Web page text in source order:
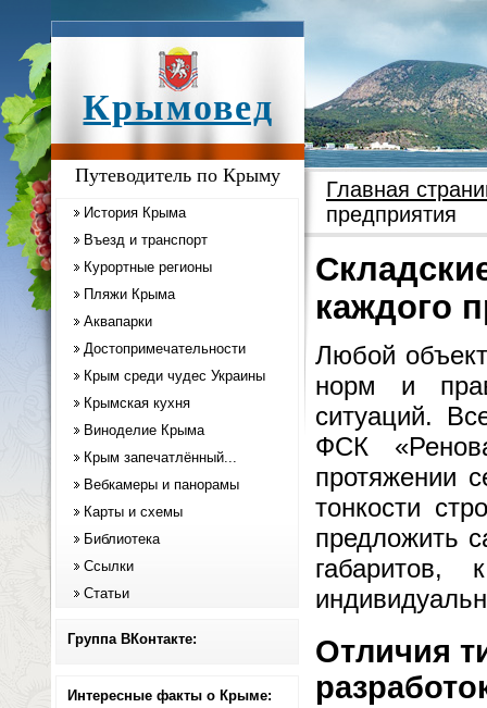
Крымовед
Путеводитель по Крыму
История Крыма
Въезд и транспорт
Курортные регионы
Пляжи Крыма
Аквапарки
Достопримечательности
Крым среди чудес Украины
Крымская кухня
Виноделие Крыма
Крым запечатлённый...
Вебкамеры и панорамы
Карты и схемы
Библиотека
Ссылки
Статьи
Группа ВКонтакте:
Интересные факты о Крыме:
Главная
предприятия
каждого
Любой
норм и
ситуаций.
ФСК
протяжении
тонкости
предложить
Отличия